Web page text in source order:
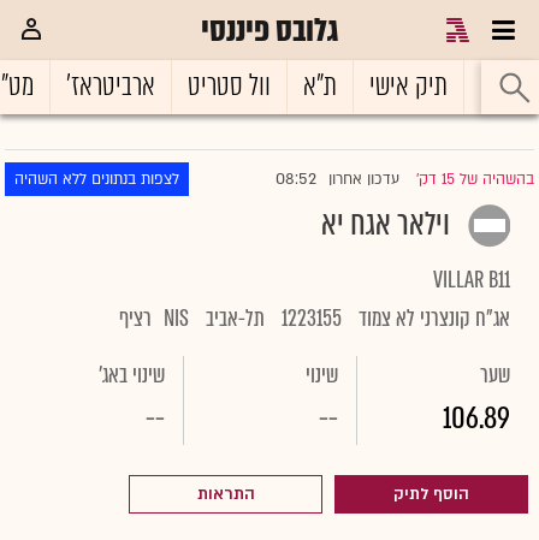
גלובס פיננסי
ראשי תיק אישי ת"א וול סטריט ארביטראז'
בהשהיה של 15 דק' |עדכון אחרון 08:52 לצפות בנתונים ללא השהיה
וילאר אגח יא
VILLAR B11
אג"ח קונצרני לא צמוד 1223155 תל-אביב NIS רציף
שער
106.89
שינוי
--
שינוי באג'
--
הוסף לתיק התראות